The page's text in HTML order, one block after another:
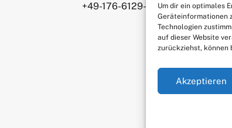
Um dir ein optimales
Geräteinformationen
Technologien
auf dieser Website
zurückziehst, können
Akzeptieren
+49-176-6129-7065